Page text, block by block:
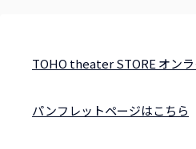
TOHO theater STORE オン
パンフレットページはこちら